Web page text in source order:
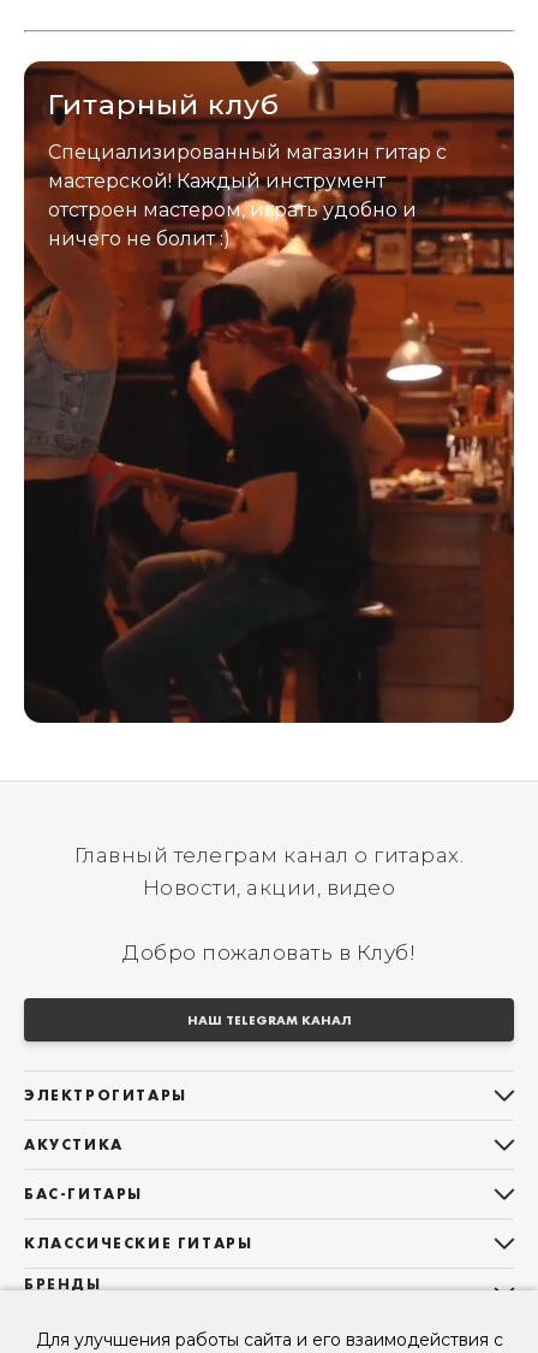
Для улучшения работы сайта и его взаимодействия с
застрахован. Случись что -
Гитарный клуб
Специализированный магазин гитар с
мастерской! Каждый инструмент
отстроен мастером, играть удобно и
ничего не болит :)
Главный телеграм канал о гитарах.
Новости, акции, видео
Добро пожаловать в Клуб!
НАШ TELEGRAM КАНАЛ
ЭЛЕКТРОГИТАРЫ
Telecaster
Les Paul
Superstrat
АКУСТИКА
Фолки (ОМ, 000, 00)
Гранд Аудиториум
Б/У, уцененные гитары
БАС-ГИТАРЫ
Precision Bass
КЛАССИЧЕСКИЕ ГИТАРЫ
Все классические гитары
Б/У, уцененные гитары
БРЕНДЫ
Sigma Guitars